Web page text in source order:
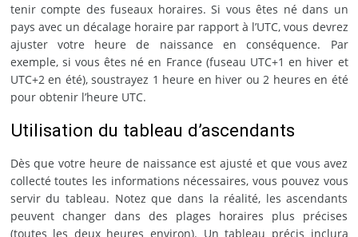
tenir compte des fuseaux horaires. Si vous êtes né dans un
pays avec un décalage horaire par rapport à l’UTC, vous devrez
ajuster votre heure de naissance en conséquence. Par
exemple, si vous êtes né en France (fuseau UTC+1 en hiver et
UTC+2 en été), soustrayez 1 heure en hiver ou 2 heures en été
pour obtenir l’heure UTC.
Utilisation du tableau d’ascendants
Dès que votre heure de naissance est ajusté et que vous avez
collecté toutes les informations nécessaires, vous pouvez vous
servir du tableau. Notez que dans la réalité, les ascendants
peuvent changer dans des plages horaires plus précises
(toutes les deux heures environ). Un tableau précis inclura